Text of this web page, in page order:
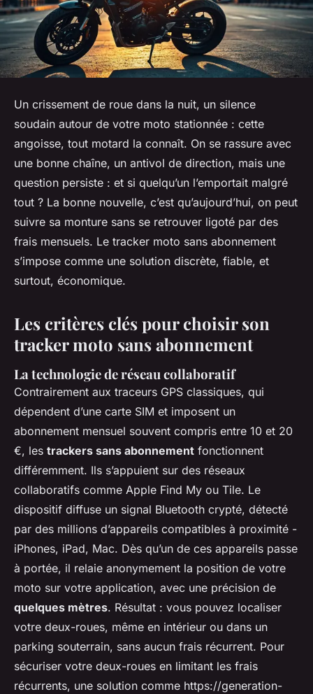
Un crissement de roue dans la nuit, un silence
soudain autour de votre moto stationnée : cette
angoisse, tout motard la connaît. On se rassure avec
une bonne chaîne, un antivol de direction, mais une
question persiste : et si quelqu’un l’emportait malgré
tout ? La bonne nouvelle, c’est qu’aujourd’hui, on peut
suivre sa monture sans se retrouver ligoté par des
frais mensuels. Le tracker moto sans abonnement
s’impose comme une solution discrète, fiable, et
surtout, économique.
Les critères clés pour choisir son
tracker moto sans abonnement
La technologie de réseau collaboratif
Contrairement aux traceurs GPS classiques, qui
dépendent d’une carte SIM et imposent un
abonnement mensuel souvent compris entre 10 et 20
€, les trackers sans abonnement fonctionnent
différemment. Ils s’appuient sur des réseaux
collaboratifs comme Apple Find My ou Tile. Le
dispositif diffuse un signal Bluetooth crypté, détecté
par des millions d’appareils compatibles à proximité -
iPhones, iPad, Mac. Dès qu’un de ces appareils passe
à portée, il relaie anonymement la position de votre
moto sur votre application, avec une précision de
quelques mètres. Résultat : vous pouvez localiser
votre deux-roues, même en intérieur ou dans un
parking souterrain, sans aucun frais récurrent. Pour
sécuriser votre deux-roues en limitant les frais
récurrents, une solution comme https://generation-